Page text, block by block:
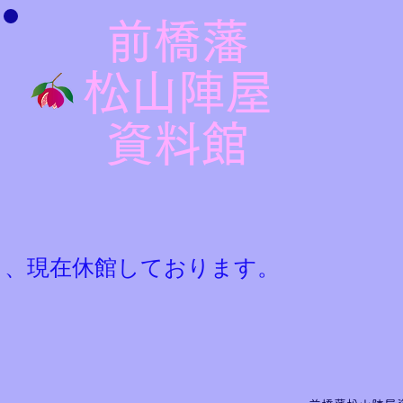
前橋藩
松山陣屋
​資料館
現在休館しております。